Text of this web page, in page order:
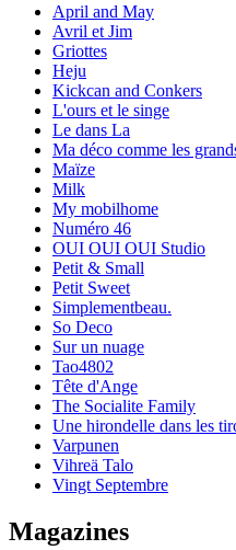
April and May
Avril et Jim
Griottes
Heju
Kickcan and Conkers
L'ours et le singe
Le dans La
Ma déco comme les
Maïze
Milk
My mobilhome
Numéro 46
OUI OUI OUI Studio
Petit & Small
Petit Sweet
Simplementbeau.
So Deco
Sur un nuage
Tao4802
Tête d'Ange
The Socialite Family
Une hirondelle dans les
Varpunen
Vihreä Talo
Vingt Septembre
Magazines